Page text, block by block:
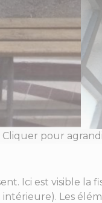
Cliquer pour
Ici est visible la
Les